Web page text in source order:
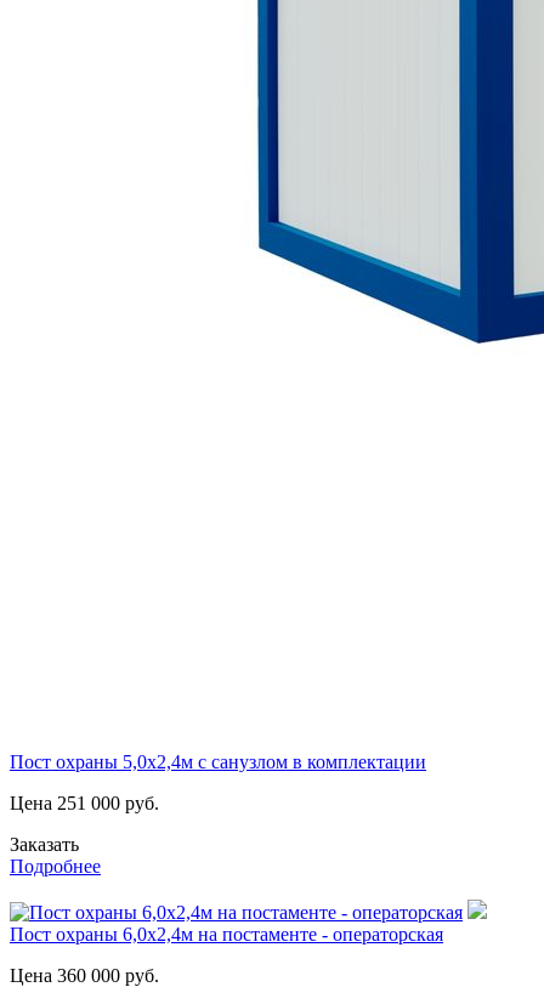
Пост охраны 5,0х2,4м с санузлом в комплектации
Цена 251 000 руб.
Заказать
Подробнее
Пост охраны 6,0х2,4м на постаменте - операторская
Цена 360 000 руб.